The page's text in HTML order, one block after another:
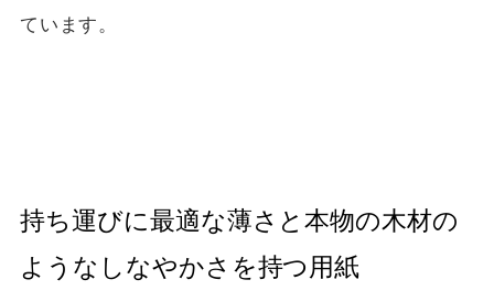
ています。
持ち運びに最適な薄さと本物の木材の
ようなしなやかさを持つ用紙